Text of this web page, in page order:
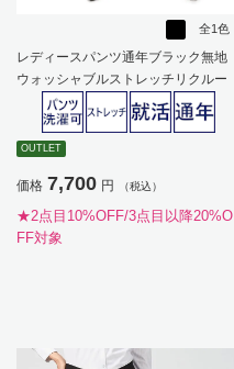
全1色
レディースパンツ通年ブラック無地
ウォッシャブルストレッチリクルー
ト対応可（就活）【レディース】
OUTLET
価格 7,700 円 （税込）
★2点目10%OFF/3点目以降20%O
FF対象